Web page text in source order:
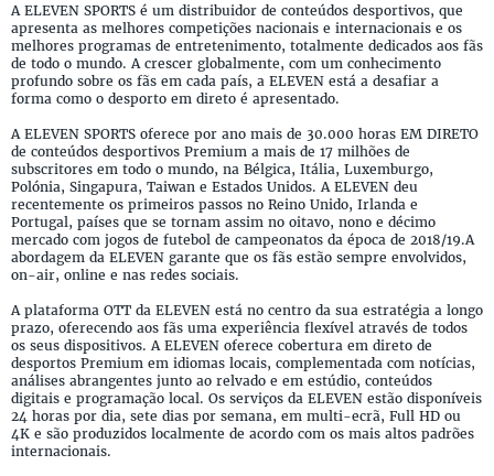
A ELEVEN SPORTS é um distribuidor de conteúdos desportivos, que
apresenta as melhores competições nacionais e internacionais e os
melhores programas de entretenimento, totalmente dedicados aos fãs
de todo o mundo. A crescer globalmente, com um conhecimento
profundo sobre os fãs em cada país, a ELEVEN está a desafiar a
forma como o desporto em direto é apresentado.
A ELEVEN SPORTS oferece por ano mais de 30.000 horas EM DIRETO
de conteúdos desportivos Premium a mais de 17 milhões de
subscritores em todo o mundo, na Bélgica, Itália, Luxemburgo,
Polónia, Singapura, Taiwan e Estados Unidos. A ELEVEN deu
recentemente os primeiros passos no Reino Unido, Irlanda e
Portugal, países que se tornam assim no oitavo, nono e décimo
mercado com jogos de futebol de campeonatos da época de 2018/19.A
abordagem da ELEVEN garante que os fãs estão sempre envolvidos,
on-air, online e nas redes sociais.
A plataforma OTT da ELEVEN está no centro da sua estratégia a longo
prazo, oferecendo aos fãs uma experiência flexível através de todos
os seus dispositivos. A ELEVEN oferece cobertura em direto de
desportos Premium em idiomas locais, complementada com notícias,
análises abrangentes junto ao relvado e em estúdio, conteúdos
digitais e programação local. Os serviços da ELEVEN estão disponíveis
24 horas por dia, sete dias por semana, em multi-ecrã, Full HD ou
4K e são produzidos localmente de acordo com os mais altos padrões
internacionais.